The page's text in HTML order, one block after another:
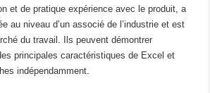
et de pratique expérience avec le produit, a
au niveau d’un associé de l’industrie et est
du travail.
Ils peuvent démontrer
principales caractéristiques de Excel et
indépendamment.